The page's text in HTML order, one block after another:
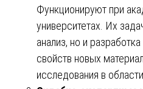
Функционируют при
университетах. Их
анализ, но и
свойств новых
исследования в